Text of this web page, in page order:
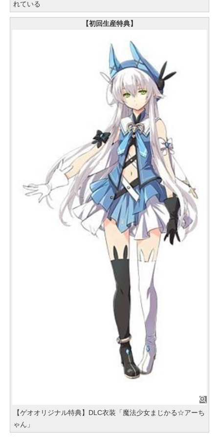
れている
【初回生産特典】
【ゲオオリジナル特典】DLC衣装「魔法少女まじかる☆アーち
ゃん」